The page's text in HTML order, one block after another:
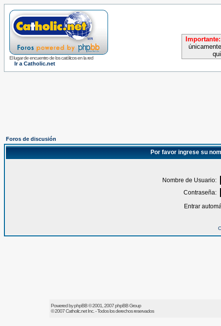
El lugar de encuentro de los católicos en la red
Ir a Catholic.net
Importante:
Foros de discusión
Por favor ingrese su
Nombre de Usuario:
Contraseña:
Entrar
Powered byphpBB© 2001, 2007 phpBB Group
© 2007Catholic.netInc. - Todos los derechos reservados